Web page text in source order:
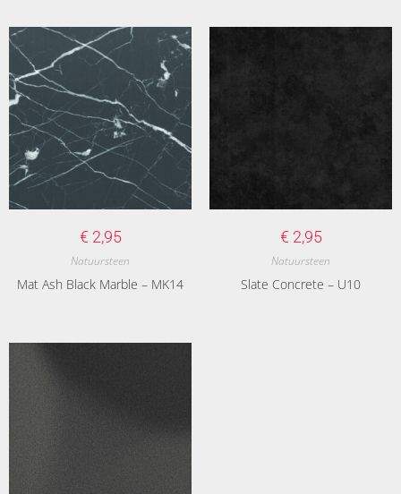
€ 2,95
Natuursteen
Mat Ash Black Marble – MK14
€ 2,95
Natuursteen
Slate Concrete – U10